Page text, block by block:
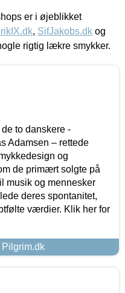
er i øjeblikket
, SifJakobs.dk og
rigtig lækre smykker.
to danskere -
Adamsen – rettede
og
de primært solgte på
musik og mennesker
deres spontanitet,
værdier. Klik her for